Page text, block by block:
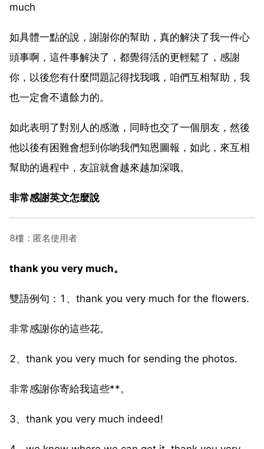
much
如具體一點的說，謝謝你的幫助，真的解決了我一件心
頭事啊，這件事解決了，都覺得活的更輕鬆了，感謝
你，以後您有什麼問題記得找我哦，咱們互相幫助，我
也一定會不遺餘力的。
如此表明了對別人的感激，同時也交了一個朋友，然後
他以後有困難會想到你喲我們知恩圖報，如此，來互相
幫助的過程中，友誼就會越來越加深哦。
非常感謝英文怎麼說
8樓：匿名使用者
thank you very much。
雙語例句：1、thank you very much for the flowers.
非常感謝你的這些花。
2、thank you very much for sending the photos.
非常感謝你寄給我這些**。
3、thank you very much indeed!